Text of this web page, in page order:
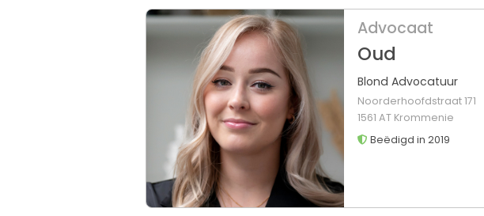
Advocaat
Oud
Blond Advocatuur
Noorderhoofdstraat 171
1561 AT Krommenie
Beëdigd in 2019